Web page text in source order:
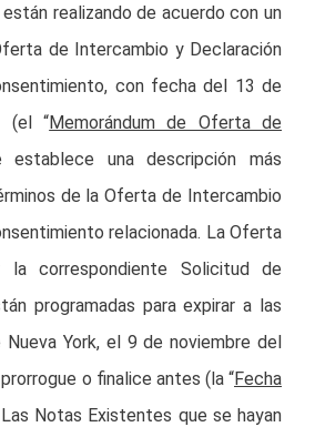
realizando de acuerdo con un
de Intercambio y Declaración
con fecha del 13 de
(el “Memorándum de Oferta de
establece una descripción más
de la Oferta de Intercambio
relacionada. La Oferta
correspondiente Solicitud de
programadas para expirar a las
Nueva York, el 9 de noviembre del
o finalice antes (la “Fecha
Notas Existentes que se hayan